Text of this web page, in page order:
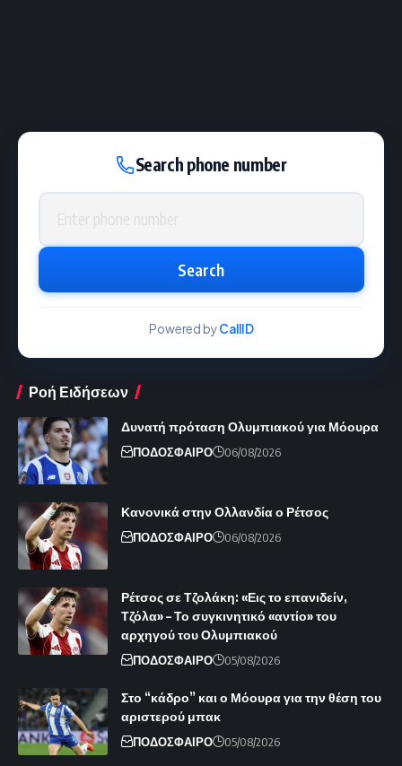
Search phone number
Phone number
Search
Powered byCallID
Ροή Ειδήσεων
Δυνατή πρόταση Ολυμπιακού για Μόουρα
ΠΟΔΟΣΦΑΙΡΟ 06/08/2026
Κανονικά στην Ολλανδία ο Ρέτσος
ΠΟΔΟΣΦΑΙΡΟ 06/08/2026
Ρέτσος σε Τζολάκη: «Εις το επανιδείν,
Τζόλα» – Το συγκινητικό «αντίο» του
αρχηγού του Ολυμπιακού
ΠΟΔΟΣΦΑΙΡΟ 05/08/2026
Στο “κάδρο” και ο Μόουρα για την θέση του
αριστερού μπακ
ΠΟΔΟΣΦΑΙΡΟ 05/08/2026